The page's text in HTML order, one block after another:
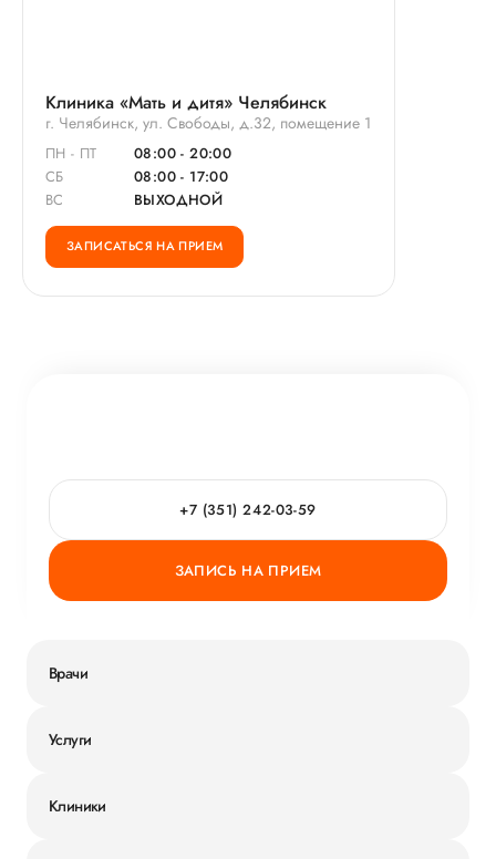
Клиника «Мать и дитя» Челябинск
г. Челябинск, ул. Свободы, д.32, помещение 1
ПН - ПТ
08:00 - 20:00
СБ
08:00 - 17:00
ВС
ВЫХОДНОЙ
ЗАПИСАТЬСЯ НА ПРИЕМ
+7 (351) 242-03-59
ЗАПИСЬ НА ПРИЕМ
Врачи
Услуги
Клиники